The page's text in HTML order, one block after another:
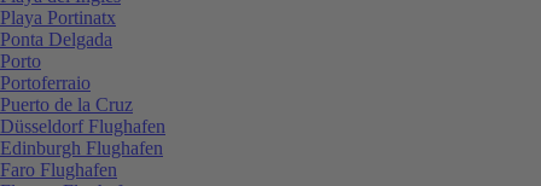
Playa Portinatx
Ponta Delgada
Porto
Portoferraio
Puerto de la Cruz
Düsseldorf Flughafen
Edinburgh Flughafen
Faro Flughafen